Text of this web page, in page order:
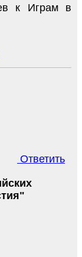
к Играм в
Ответить